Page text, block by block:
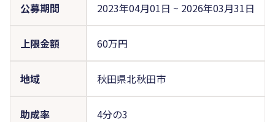
公募期間 2023年04月01日 ~ 2026年03月31日
上限金額 60万円
地域 秋田県北秋田市
助成率 4分の3